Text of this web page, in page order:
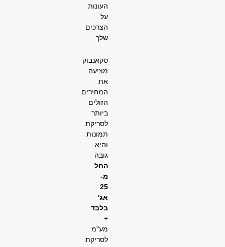
העונות
על
הצרכים
שלך.
סקאנבוק
מציעה
את
המחירים
הזולים
ביותר
לסריקת
תמונות
והיא
גובה
החל
מ-
25
אג'
בלבד
+
מע"מ
לסריקת